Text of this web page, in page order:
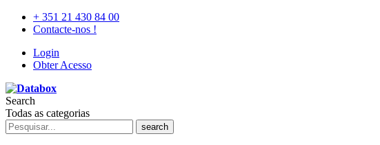
+ 351 21 430 84 00
Contacte-nos !
Login
Obter Acesso
Search
Todas as categorias
search